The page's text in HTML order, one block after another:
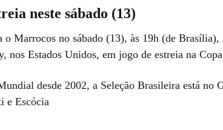
neste sábado (13)
o Marrocos no sábado (13), às 19h (de
nos Estados Unidos, em jogo de estreia na
desde 2002, a Seleção Brasileira está no
e Escócia